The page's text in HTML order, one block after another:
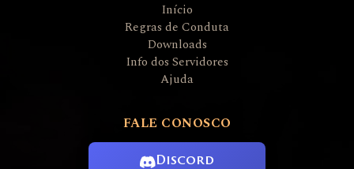
Início
Regras de Conduta
Downloads
Info dos Servidores
Ajuda
FALE CONOSCO
Discord